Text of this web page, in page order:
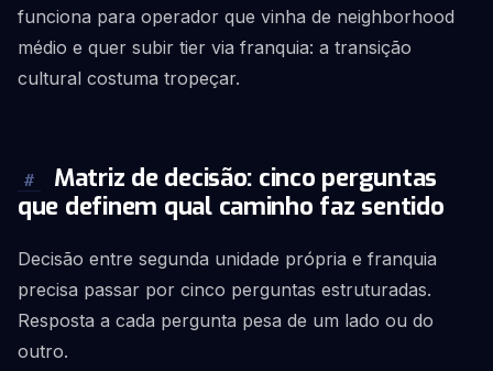
funciona para operador que vinha de neighborhood
médio e quer subir tier via franquia: a transição
cultural costuma tropeçar.
#
Matriz de decisão: cinco perguntas
que definem qual caminho faz sentido
Decisão entre segunda unidade própria e franquia
precisa passar por cinco perguntas estruturadas.
Resposta a cada pergunta pesa de um lado ou do
outro.